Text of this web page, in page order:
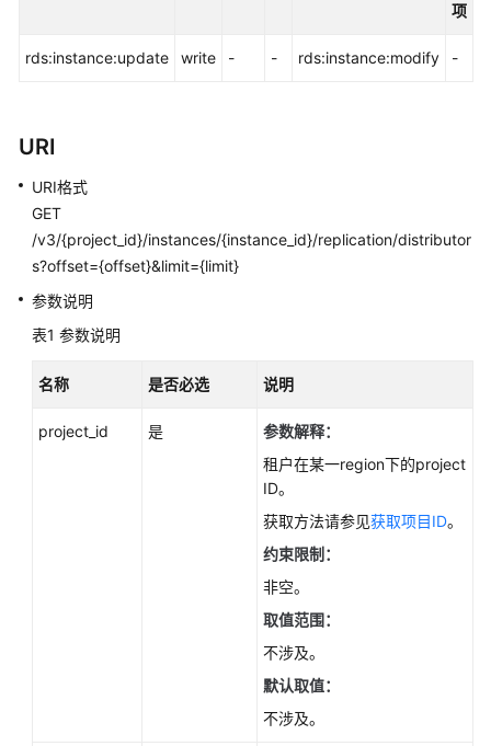
最
践
性
能
白
皮
书
API
考
使
项
rds:instance:update write - - rds:instance:modify -
URI
URI格式
GET
/v3/{project_id}/instances/{instance_id}/replication/distributor
s?offset={offset}&limit={limit}
参数说明
表1 参数说明
名称 是否必选 说明
project_id 是
参数解释：
租户在某一region下的project
ID。
获取方法请参见获取项目ID。
约束限制：
非空。
取值范围：
不涉及。
默认取值：
不涉及。